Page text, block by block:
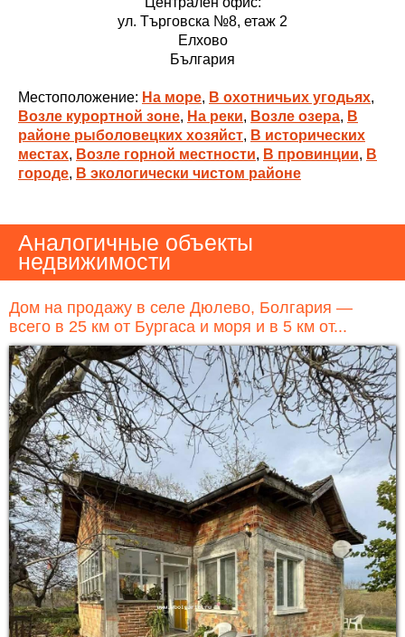
ул. Търговска №8, етаж 2
Елхово
България
Местоположение: На море, В охотничьих угодьях,
Возле курортной зоне, На реки, Возле озера, В
районе рыболовецких хозяйст, В исторических
местах, Возле горной местности, В провинции, В
городе, В экологически чистом районе
Аналогичные объекты
недвижимости
Дом на продажу в селе Дюлево, Болгария —
всего в 25 км от Бургаса и моря и в 5 км от...